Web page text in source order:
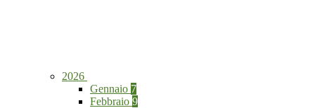
2026
Gennaio 7
Febbraio 9